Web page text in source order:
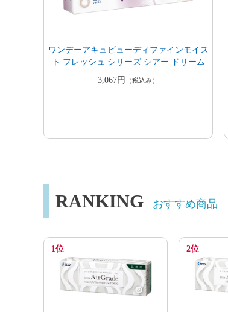
ワンデーアキュビューディファインモイス
ト フレッシュ シリーズ シアー ドリーム
3,067円
（税込み）
RANKING おすすめ商品
1位 2位